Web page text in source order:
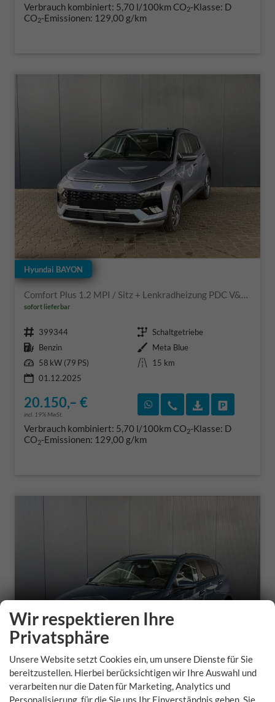
Verbrauch kombiniert: 5,70 l/100kmCO2-Klasse: D
CO2-Emissionen: 129,00 g/km
Hyundai BAYON
Comfort Plus 1.2 MPI / Sitz + Lenkradheizung PDC V&H Kamera LED Tempomat Keyless Alu 16"
sofort lieferbar
Fahrzeugnr. 399344 Getriebe Schaltgetriebe
Kraftstoff Benzin Außenfarbe Meta Blue
Leistung 58 kW (79 PS) Kilometerstand
15 km
01.12.2025
20.150,– €
incl. 19% MwSt.
Rückruf vereinbaren
Wir rufen Sie an
Verbrauch kombiniert: 5,70 l/100kmCO2-Klasse: D
CO2-Emissionen: 129,00 g/km
Hyundai BAYON
Wir respektieren Ihre
Privatsphäre
Unsere Website setzt Cookies ein, um unsere Dienste für Sie
bereitzustellen. Hierbei berücksichtigen wir Ihre Auswahl und
verarbeiten nur die Daten für Marketing, Analytics und
Personalisierung, für die Sie uns Ihr Einverständnis geben. Sie